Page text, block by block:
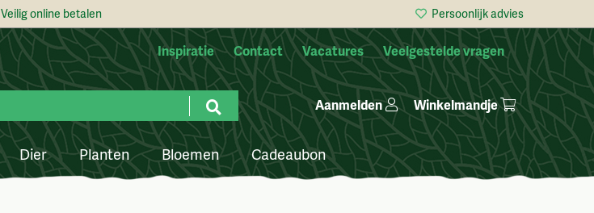
Veilig online betalen Persoonlijk advies
Inspiratie Contact Vacatures Veelgestelde vragen
Aanmelden Winkelmandje
Dier Planten Bloemen Cadeaubon